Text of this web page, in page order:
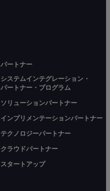
パートナー
システムインテグレーション・
パートナー・プログラム
ソリューションパートナー
インプリメンテーションパートナー
テクノロジーパートナー
クラウドパートナー
スタートアップ